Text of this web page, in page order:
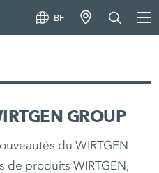
BF
GROUP
du WIRTGEN
de produits WIRTGEN,